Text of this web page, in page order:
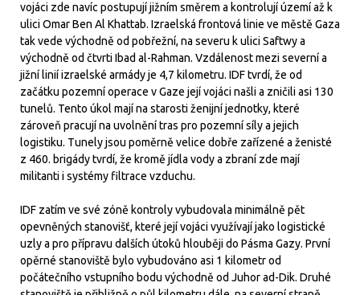
vojáci zde navíc postupují jižním směrem a kontrolují území až k
ulici Omar Ben Al Khattab. Izraelská frontová linie ve městě Gaza
tak vede východně od pobřežní, na severu k ulici Saftwy a
východně od čtvrti Ibad al-Rahman. Vzdálenost mezi severní a
jižní linií izraelské armády je 4,7 kilometru. IDF tvrdí, že od
začátku pozemní operace v Gaze její vojáci našli a zničili asi 130
tunelů. Tento úkol mají na starosti ženijní jednotky, které
zároveň pracují na uvolnění tras pro pozemní síly a jejich
logistiku. Tunely jsou poměrně velice dobře zařízené a ženisté
z 460. brigády tvrdí, že kromě jídla vody a zbraní zde mají
militanti i systémy filtrace vzduchu.
IDF zatím ve své zóně kontroly vybudovala minimálně pět
opevněných stanovišť, které její vojáci využívají jako logistické
uzly a pro přípravu dalších útoků hlouběji do Pásma Gazy. První
opěrné stanoviště bylo vybudováno asi 1 kilometr od
počátečního vstupního bodu východně od Juhor ad-Dik. Druhé